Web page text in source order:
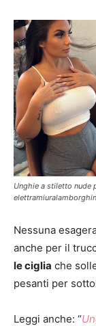
Unghie a stiletto nude
Nessuna
anche per il
le ciglia che
pesanti per
Leggi anche: “